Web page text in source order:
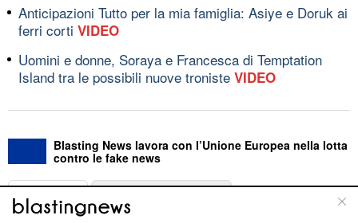
Anticipazioni Tutto per la mia famiglia: Asiye e Doruk ai
ferri corti VIDEO
Uomini e donne, Soraya e Francesca di Temptation
Island tra le possibili nuove troniste VIDEO
Blasting News lavora con l’Unione Europea nella lotta
contro le fake news
ABOUT